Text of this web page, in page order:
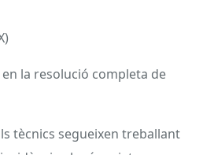
la resolució completa de
tècnics segueixen treballant